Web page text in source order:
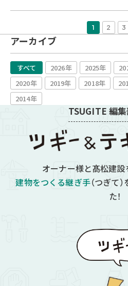
1 2 3
アーカイブ
すべて 2026年 2025年
2020年
2019年 2018年
2014年
TSUGITE 編
オーナー様と髙松建設
建物をつくる継ぎ手（つぎて
た！